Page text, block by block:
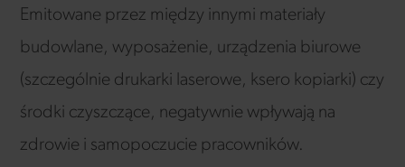
Emitowane przez między innymi materiały
budowlane, wyposażenie, urządzenia biurowe
(szczególnie drukarki laserowe, ksero kopiarki) czy
środki czyszczące, negatywnie wpływają na
zdrowie i samopoczucie pracowników.